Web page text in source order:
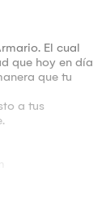
El cual
que hoy en día
que tu
a tus